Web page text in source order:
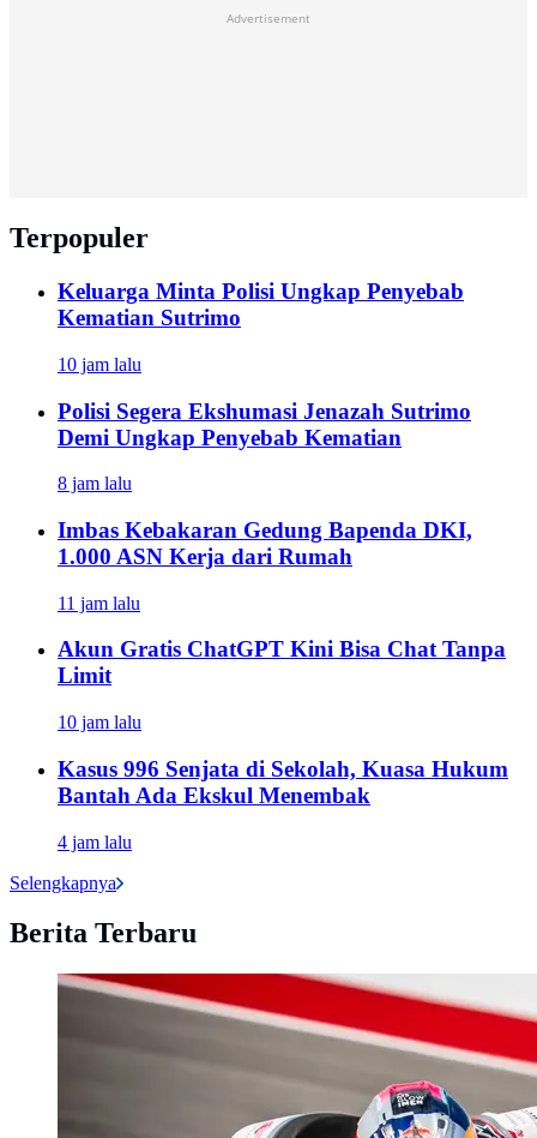
Advertisement
Terpopuler
Keluarga Minta Polisi Ungkap Penyebab
Kematian Sutrimo
10 jam lalu
Polisi Segera Ekshumasi Jenazah Sutrimo
Demi Ungkap Penyebab Kematian
8 jam lalu
Imbas Kebakaran Gedung Bapenda DKI,
1.000 ASN Kerja dari Rumah
11 jam lalu
Akun Gratis ChatGPT Kini Bisa Chat Tanpa
Limit
10 jam lalu
Kasus 996 Senjata di Sekolah, Kuasa Hukum
Bantah Ada Ekskul Menembak
4 jam lalu
Selengkapnya
Berita Terbaru